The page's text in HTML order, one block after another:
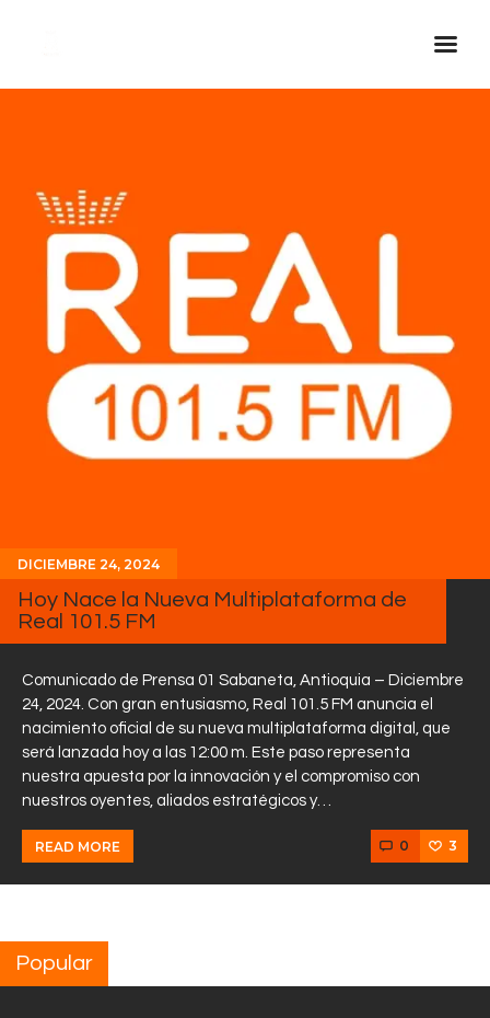
En Vivo
Descarga La APP
Programas
Noticias
Equipo
Sobre Nosotros
Contactos
DICIEMBRE 24, 2024
Hoy Nace la Nueva Multiplataforma de
Real 101.5 FM
Comunicado de Prensa 01 Sabaneta, Antioquia – Diciembre
24, 2024. Con gran entusiasmo, Real 101.5 FM anuncia el
nacimiento oficial de su nueva multiplataforma digital, que
será lanzada hoy a las 12:00 m. Este paso representa
nuestra apuesta por la innovación y el compromiso con
nuestros oyentes, aliados estratégicos y…
READ MORE 0 3
Popular